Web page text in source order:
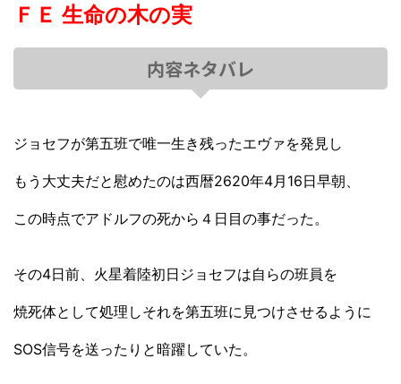
ＦＥ 生命の木の実
内容ネタバレ
ジョセフが第五班で唯一生き残ったエヴァを発見し
もう大丈夫だと慰めたのは西暦2620年4月16日早朝、
この時点でアドルフの死から４日目の事だった。
その4日前、火星着陸初日ジョセフは自らの班員を
焼死体として処理しそれを第五班に見つけさせるように
SOS信号を送ったりと暗躍していた。